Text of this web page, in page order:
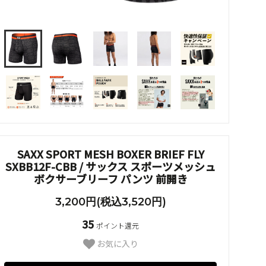
SAXX SPORT MESH BOXER BRIEF FLY
SXBB12F-CBB / サックス スポーツメッシュ
ボクサーブリーフ パンツ 前開き
3,200円(税込3,520円)
35 ポイント還元
お気に入り